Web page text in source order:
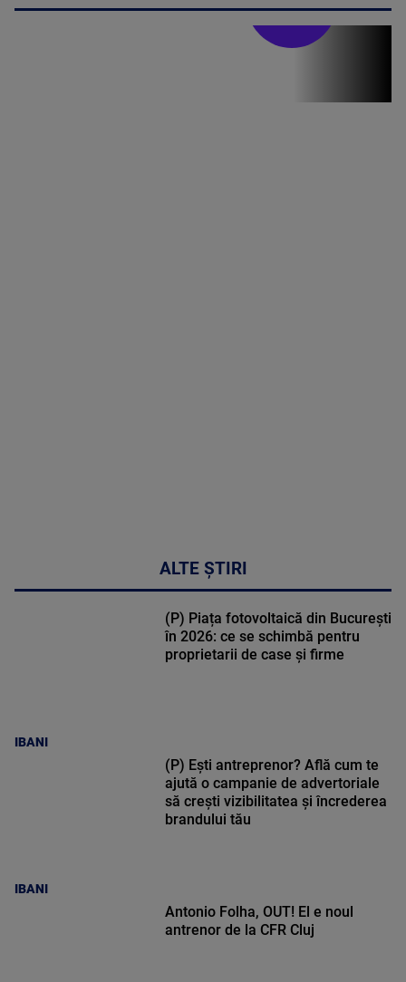
ALTE ȘTIRI
IBANI
(P) Piața fotovoltaică din București
în 2026: ce se schimbă pentru
proprietarii de case și firme
IBANI
(P) Ești antreprenor? Află cum te
ajută o campanie de advertoriale
să crești vizibilitatea și încrederea
brandului tău
Antonio Folha, OUT! El e noul
antrenor de la CFR Cluj